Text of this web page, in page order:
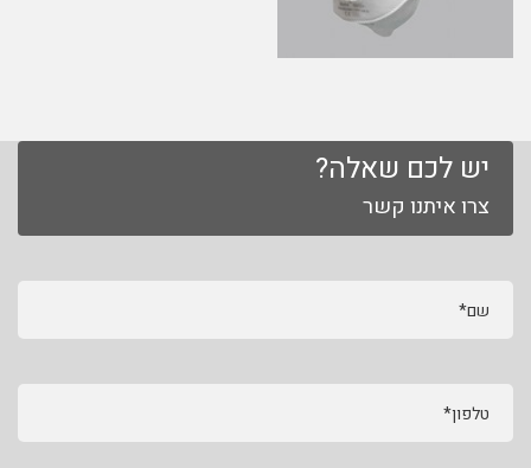
יש לכם שאלה?
צרו איתנו קשר
שם*
טלפון*